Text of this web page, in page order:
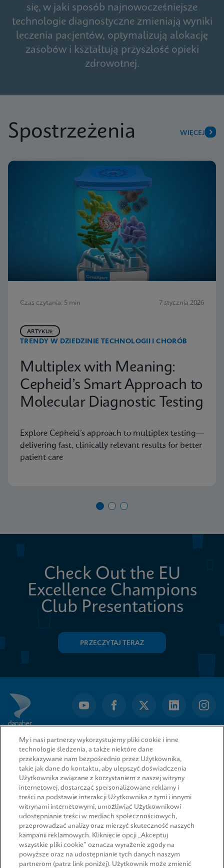
się, w jaki sposób najnowocześniejsze
technologie diagnostyczne zmieniają wyniki
leczenia pacjentów, optymalizują alokację
zasobów i kształtują przyszłość opieki
zdrowotnej.
Spostrzeżenia WIĘCEJ
Czas czytania: 5 min 7 stycznia 2026
TRENDY W DZIEDZINIE TECHNOLOGII I CHORÓB
ARTYKUŁ
Multiplex with Meaning:
Cepheid’s Smart Approach to
Molecular Diagnostic Testing
Explore Cepheid’s approach to multiplex testing—
delivering fast, clinically relevant results for better
patient care
Check Out the EU
Excellence Champions
Club Presentations
PRZECZYTAJ TERAZ
SZYBKIE ŁĄCZA
My i nasi partnerzy wykorzystujemy pliki cookie i inne
technologie śledzenia, a także niektóre dane
przekazywane nam bezpośrednio przez Użytkownika,
takie jak dane do kontaktu, aby ulepszyć doświadczenia
Użytkownika związane z korzystaniem z naszej witryny
internetowej, dostarczać spersonalizowane reklamy i
treści na podstawie interakcji Użytkownika z tymi i innymi
witrynami internetowymi, umożliwiać Użytkownikowi
udostępnianie treści w mediach społecznościowych,
przeprowadzać analizy oraz mierzyć skuteczność naszych
kampanii reklamowych. Kliknięcie opcji „Akceptuj
wszystkie pliki cookie” oznacza wyrażenie zgody na
powyższe oraz na udostępnianie tych danych naszym
partnerom (patrz link poniżej). Użytkownik może zmienić